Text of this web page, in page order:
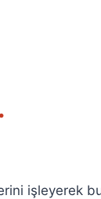
işleyerek